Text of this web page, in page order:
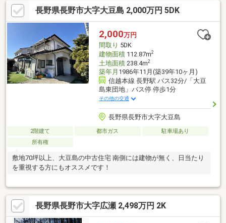
長野県長野市大字大豆島 2,000万円 5DK
2,000万円
間取り 5DK
建物面積112.87m2
土地面積238.4m2
築年月 1986年11月(築39年10ヶ月)
信越本線 長野駅 バス32分/「大豆
島東団地」バス停 停歩1分
その他の交通
長野県長野市大字大豆島
2階建て 都市ガス
駐車場あり
所有権
敷地70坪以上、大豆島の中古住宅 南側には建物が無く、日当たり
を重視する方にもオススメです！
長野県長野市大字広瀬 2,498万円 2K